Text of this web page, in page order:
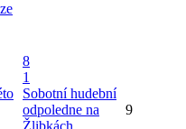
8
1
Sobotní hudební
odpoledne na
9